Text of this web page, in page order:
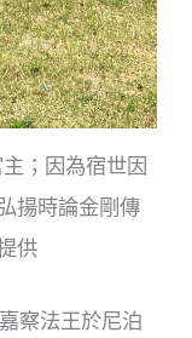
；因為宿世因
揚時論金剛傳
供
察法王於尼泊